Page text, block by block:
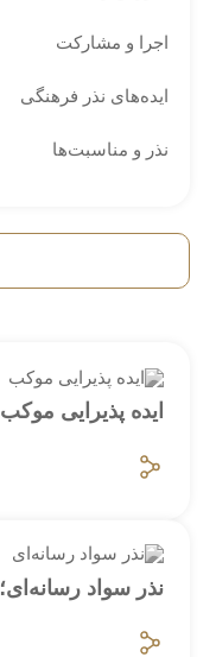
اجرا و مشارکت
ایده‌های نذر فرهنگی
نذر و مناسبت‌ها
ایده پذیرایی موکب